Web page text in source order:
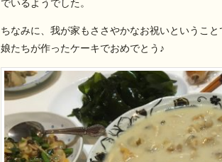
でいるようでした。
ちなみに、我が家もささやかなお祝いというこ
娘たちが作ったケーキでおめでとう♪